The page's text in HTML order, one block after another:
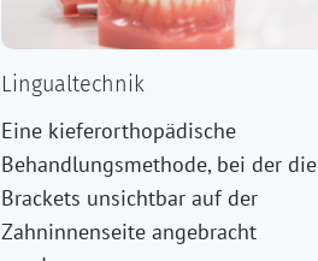
Lingualtechnik
Eine kieferorthopädische
Behandlungsmethode, bei der die
Brackets unsichtbar auf der
Zahninnenseite angebracht